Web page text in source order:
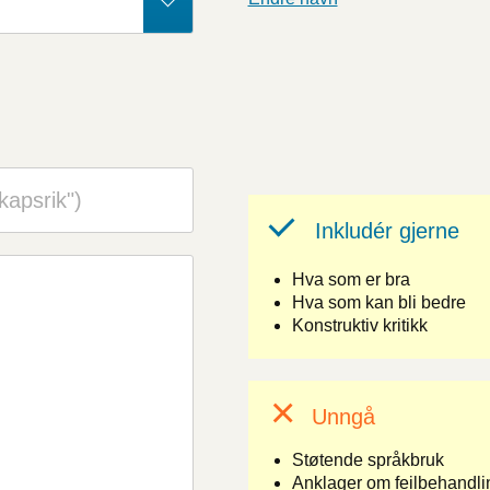
Inkludér gjerne
Hva som er bra
Hva som kan bli bedre
Konstruktiv kritikk
Unngå
Støtende språkbruk
Anklager om